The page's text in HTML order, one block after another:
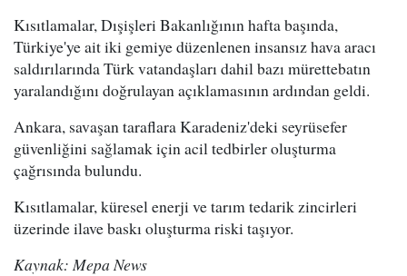
Kısıtlamalar, Dışişleri Bakanlığının hafta başında,
Türkiye'ye ait iki gemiye düzenlenen insansız hava aracı
saldırılarında Türk vatandaşları dahil bazı mürettebatın
yaralandığını doğrulayan açıklamasının ardından geldi.
Ankara, savaşan taraflara Karadeniz'deki seyrüsefer
güvenliğini sağlamak için acil tedbirler oluşturma
çağrısında bulundu.
Kısıtlamalar, küresel enerji ve tarım tedarik zincirleri
üzerinde ilave baskı oluşturma riski taşıyor.
Kaynak: Mepa News